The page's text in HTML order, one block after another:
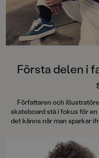
Första delen i
Författaren och
skateboard stå i fokus för
det känns när man sparkar